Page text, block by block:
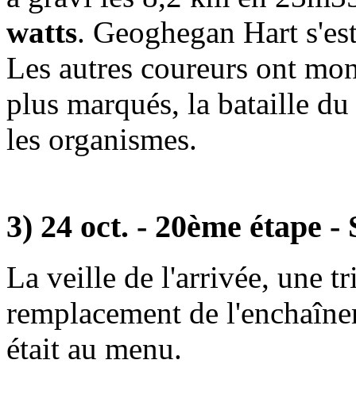
watts. Geoghegan Hart
Les autres coureurs ont
plus marqués, la bataille
les organismes.
3) 24 oct. - 20ème étape -
La veille de l'arrivée, une
remplacement de
était au menu.